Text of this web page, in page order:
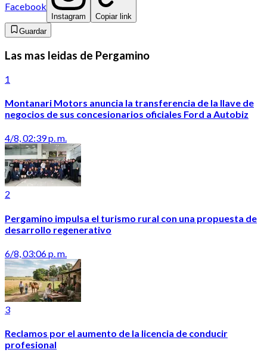
Facebook
Instagram
Copiar link
Guardar
Las mas leidas de Pergamino
1
Montanari Motors anuncia la transferencia de la llave de
negocios de sus concesionarios oficiales Ford a Autobiz
4/8, 02:39 p. m.
2
Pergamino impulsa el turismo rural con una propuesta de
desarrollo regenerativo
6/8, 03:06 p. m.
3
Reclamos por el aumento de la licencia de conducir
profesional